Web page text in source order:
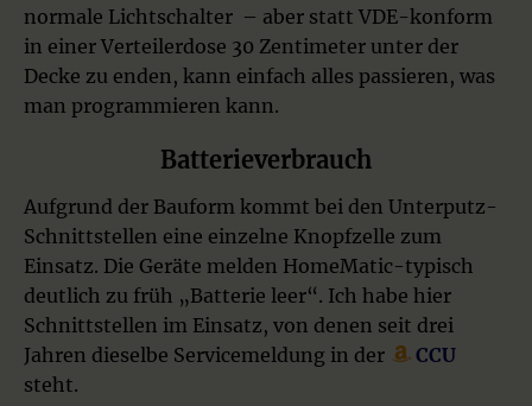
normale Lichtschalter – aber statt VDE-konform
in einer Verteilerdose 30 Zentimeter unter der
Decke zu enden, kann einfach alles passieren, was
man programmieren kann.
Batterieverbrauch
Aufgrund der Bauform kommt bei den Unterputz-
Schnittstellen eine einzelne Knopfzelle zum
Einsatz. Die Geräte melden HomeMatic-typisch
deutlich zu früh „Batterie leer“. Ich habe hier
Schnittstellen im Einsatz, von denen seit drei
Jahren dieselbe Servicemeldung in der
CCU
steht.